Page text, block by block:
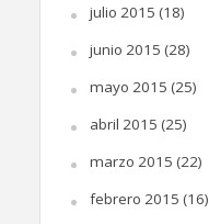
julio 2015 (18)
junio 2015 (28)
mayo 2015 (25)
abril 2015 (25)
marzo 2015 (22)
febrero 2015 (16)